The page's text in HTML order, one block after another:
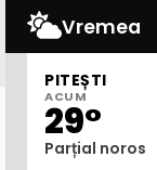
Vremea
PITEȘTI
ACUM
29°
Parțial noros